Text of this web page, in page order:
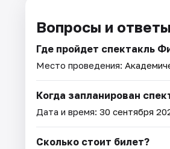
Вопросы и ответы
Где пройдет спектакль
Место проведения:
Когда запланирован
Дата и время: 30 сентября
Сколько стоит билет?